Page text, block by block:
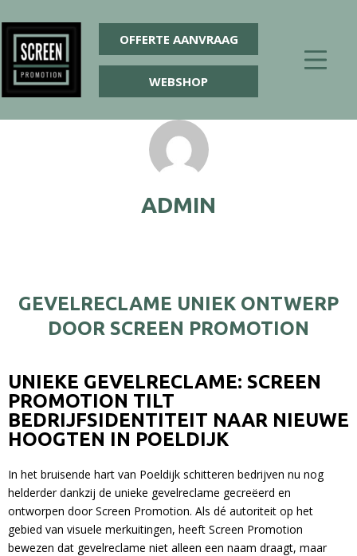
OFFERTE AANVRAAG
WEBSHOP
ADMIN
GEVELRECLAME UNIEK ONTWERP
DOOR SCREEN PROMOTION
UNIEKE GEVELRECLAME: SCREEN
PROMOTION TILT
BEDRIJFSIDENTITEIT NAAR NIEUWE
HOOGTEN IN POELDIJK
In het bruisende hart van Poeldijk schitteren bedrijven nu nog
helderder dankzij de unieke gevelreclame gecreëerd en
ontworpen door Screen Promotion. Als dé autoriteit op het
gebied van visuele merkuitingen, heeft Screen Promotion
bewezen dat gevelreclame niet alleen een naam draagt, maar